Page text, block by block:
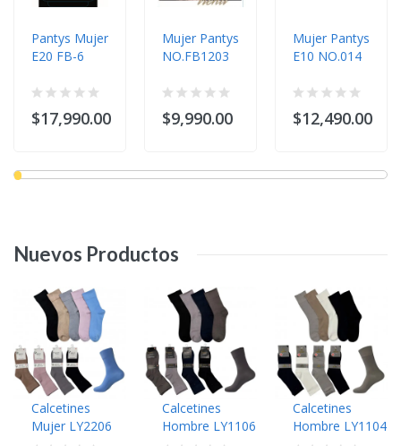
Pantys Mujer
E20 FB-6
$17,990.00
Mujer Pantys
NO.FB1203
$9,990.00
Mujer Pantys
E10 NO.014
$12,490.00
Nuevos Productos
Calcetines
Mujer LY2206
Calcetines
Hombre LY1106
Calcetines
Hombre LY1104